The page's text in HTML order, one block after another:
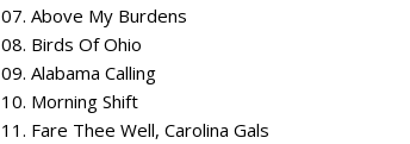
07. Above My Burdens
08. Birds Of Ohio
09. Alabama Calling
10. Morning Shift
11. Fare Thee Well, Carolina Gals